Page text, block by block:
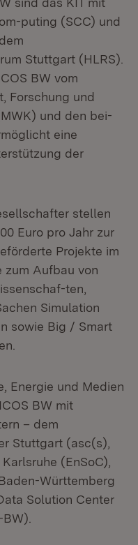
puting (SCC) und
Stuttgart (HLRS).
BW vom
Forschung und
und den bei-
eine
der
stellen
Euro pro Jahr zur
Projekte im
zum Aufbau von
ten,
Simulation
sowie Big / Smart
Energie und Medien
BW mit
– dem
Stuttgart (asc(s),
(EnSoC),
Württemberg
Solution Center